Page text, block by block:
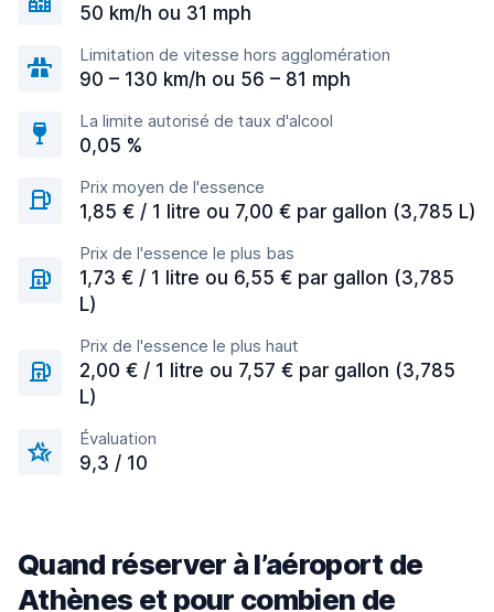
50 km/h ou 31 mph
Limitation de vitesse hors agglomération
90 – 130 km/h ou 56 – 81 mph
La limite autorisé de taux d'alcool
0,05 %
Prix moyen de l'essence
1,85 € / 1 litre ou 7,00 € par gallon (3,785 L)
Prix de l'essence le plus bas
1,73 € / 1 litre ou 6,55 € par gallon (3,785
L)
Prix de l'essence le plus haut
2,00 € / 1 litre ou 7,57 € par gallon (3,785
L)
Évaluation
9,3 / 10
Quand réserver à l’aéroport de
Athènes et pour combien de